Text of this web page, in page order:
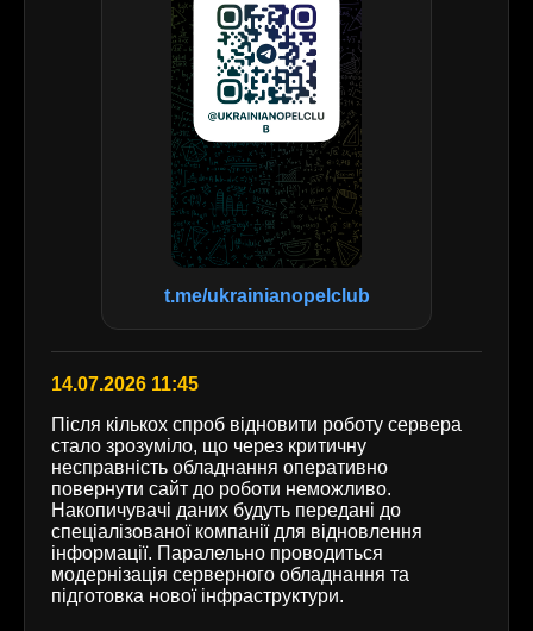
t.me/ukrainianopelclub
14.07.2026 11:45
Після кількох спроб відновити роботу сервера
стало зрозуміло, що через критичну
несправність обладнання оперативно
повернути сайт до роботи неможливо.
Накопичувачі даних будуть передані до
спеціалізованої компанії для відновлення
інформації. Паралельно проводиться
модернізація серверного обладнання та
підготовка нової інфраструктури.